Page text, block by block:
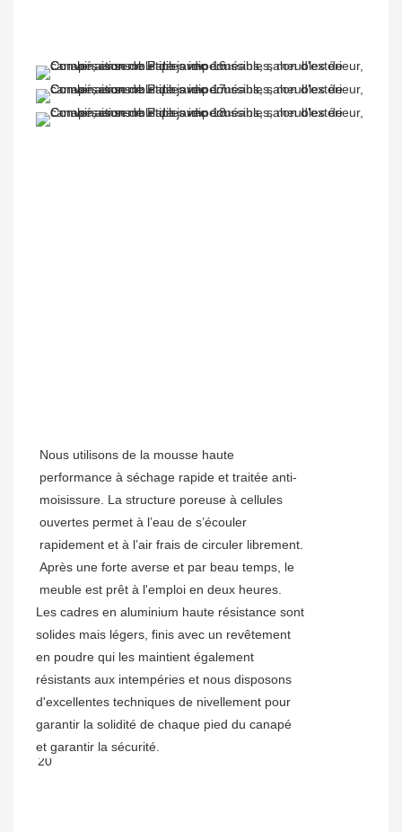
Nous utilisons de la mousse haute
performance à séchage rapide et traitée anti-
moisissure. La structure poreuse à cellules
ouvertes permet à l’eau de s’écouler
rapidement et à l’air frais de circuler librement.
Après une forte averse et par beau temps, le
meuble est prêt à l'emploi en deux heures.
Les cadres en aluminium haute résistance sont
solides mais légers, finis avec un revêtement
en poudre qui les maintient également
résistants aux intempéries et nous disposons
d'excellentes techniques de nivellement pour
garantir la solidité de chaque pied du canapé
et garantir la sécurité.